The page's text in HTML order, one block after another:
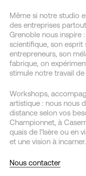
Même si notre studio
des entreprises
Grenoble nous inspire
scientifique, son esprit
entrepreneurs, son
fabrique, on
stimule notre travail
Workshops,
artistique : nous nous
distance selon vos
Championnet, à
quais de l’Isère ou en
et une vision à incarner.
Nous contacter